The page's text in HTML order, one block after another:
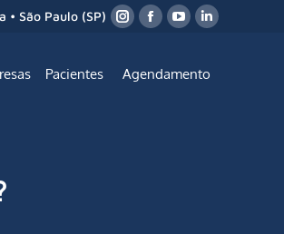
• São Paulo (SP)
Pacientes Agendamento